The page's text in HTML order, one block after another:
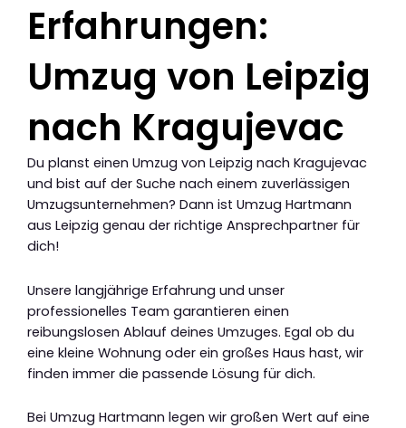
Erfahrungen:
Umzug von Leipzig
nach Kragujevac
Du planst einen Umzug von Leipzig nach Kragujevac
und bist auf der Suche nach einem zuverlässigen
Umzugsunternehmen? Dann ist Umzug Hartmann
aus Leipzig genau der richtige Ansprechpartner für
dich!
Unsere langjährige Erfahrung und unser
professionelles Team garantieren einen
reibungslosen Ablauf deines Umzuges. Egal ob du
eine kleine Wohnung oder ein großes Haus hast, wir
finden immer die passende Lösung für dich.
Bei Umzug Hartmann legen wir großen Wert auf eine